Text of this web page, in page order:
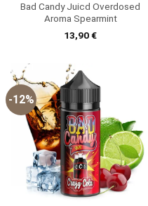
Bad Candy Juicd Overdosed
Aroma Spearmint
13,90€
-12%